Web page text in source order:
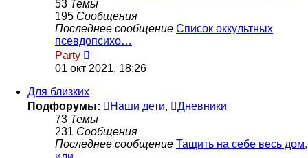
53 Темы
195 Сообщения
Последнее сообщение Список оккультных
псевдопсихо…
Party
к
последнему
01 окт 2021, 18:26
Для близких
Подфорумы:
Наши дети,
Дневники
73 Темы
231 Сообщения
Последнее сообщение Тащить на себе весь дом,